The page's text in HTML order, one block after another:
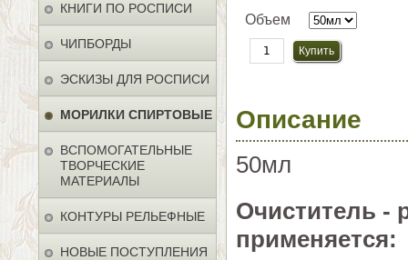
КНИГИ ПО РОСПИСИ
ЧИПБОРДЫ
ЭСКИЗЫ ДЛЯ РОСПИСИ
МОРИЛКИ СПИРТОВЫЕ
ВСПОМОГАТЕЛЬНЫЕ
ТВОРЧЕСКИЕ
МАТЕРИАЛЫ
КОНТУРЫ РЕЛЬЕФНЫЕ
НОВЫЕ ПОСТУПЛЕНИЯ
Объем
Описание
50мл
Очиститель -
применяется: